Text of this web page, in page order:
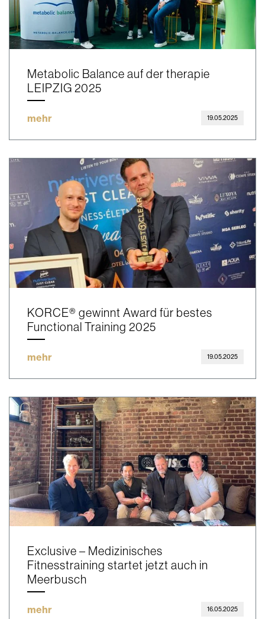
Metabolic Balance auf der therapie
LEIPZIG 2025
mehr 19.05.2025
KORCE® gewinnt Award für bestes
Functional Training 2025
mehr 19.05.2025
Exclusive – Medizinisches
Fitnesstraining startet jetzt auch in
Meerbusch
mehr 16.05.2025